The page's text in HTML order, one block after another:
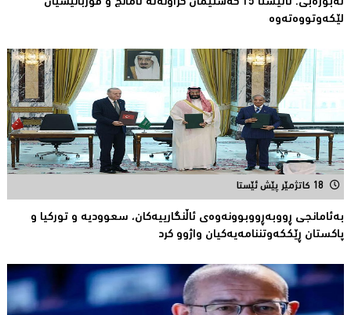
لێكەوتووەتەوە
18 کاتژمێر پێش ئێستا
بەئامانجی ڕووبەڕووبوونەوەی ئاڵنگارییەكان، سعوودیە و توركیا و
پاكستان ڕێككەوتننامەیەکیان واژوو كرد